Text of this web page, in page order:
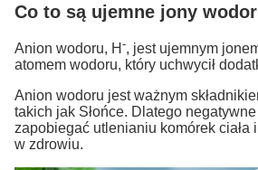
Co to są ujemne jony
Anion wodoru, H -, jest ujemnym
atomem wodoru, który uchwycił
Anion wodoru jest ważnym
takich jak Słońce. Dlatego
zapobiegać utlenianiu komórek ciała
w zdrowiu.